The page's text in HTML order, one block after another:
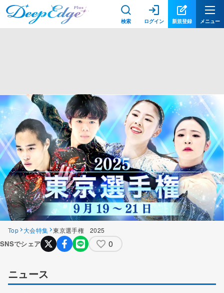
検索 ログイン 新規登録 メニュー
Top 大会特集 東京選手権 2025
SNSでシェア 0
ニュース